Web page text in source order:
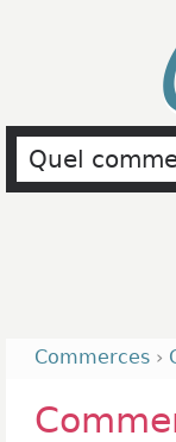
Commerces ›